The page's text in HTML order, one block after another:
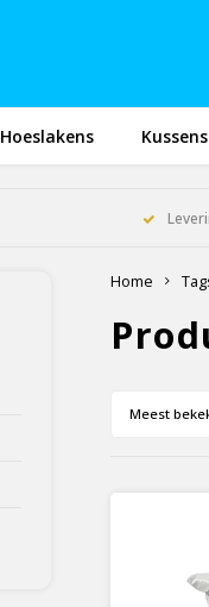
Hoeslakens
Home
Meest